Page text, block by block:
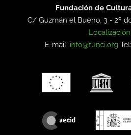
Fundación de
C/ Guzmán el Bueno, 3 - 2º
Localización
E-mail: info@funci.org